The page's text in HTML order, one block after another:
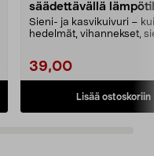
säädettävällä
Sieni- ja kasvikuivuri –
hedelmät, vihannekset,
39,00
Lisää ostoskoriin